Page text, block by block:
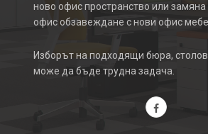
ново офис пространство или
офис обзавеждане с нови офис
Изборът на подходящи бюра,
може да бъде трудна задача.